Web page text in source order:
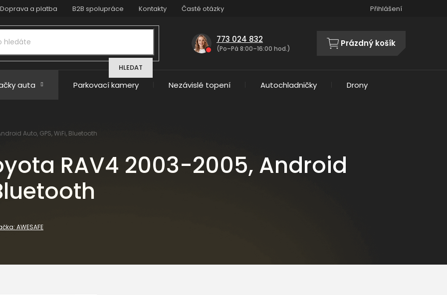
Doprava a platba B2B spolupráce Kontakty Časté otázky Přihlášení
HLEDAT
773 024 832
(Po–Pá 8:00–16:00 hod.)
NÁKUPNÍ
Prázdný košík
auta Parkovací kamery Nezávislé topení Autochladničky Drony
Auto, GPS, WiFi, Bluetooth
RAV4 2003-2005, Android
AWESAFE